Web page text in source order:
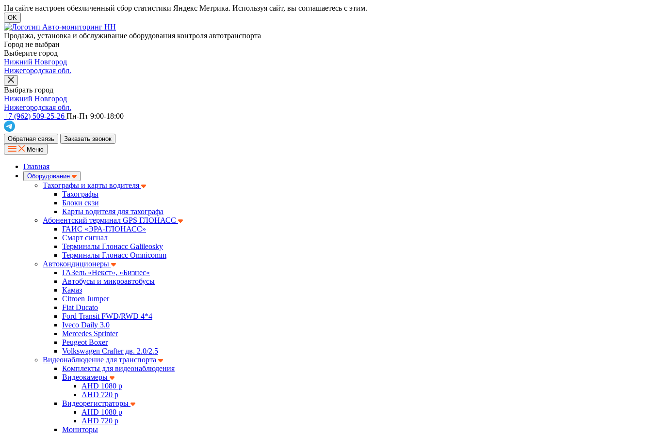
На сайте настроен обезличенный сбор статистики Яндекс Метрика. Используя сайт, вы соглашаетесь с этим.
OK
Продажа, установка и обслуживание оборудования контроля автотранспорта
Город не выбран
Выберите город
Нижний Новгород
Нижегородская обл.
Выбрать город
Нижний Новгород
Нижегородская обл.
+7 (962) 509-25-26 Пн-Пт 9:00-18:00
Обратная связь
Заказать звонок
Меню
Главная
Оборудование
Тахографы и карты водителя
Тахографы
Блоки скзи
Карты водителя для тахографа
Абонентский терминал GPS ГЛОНАСС
ГАИС «ЭРА-ГЛОНАСС»
Смарт сигнал
Терминалы Глонасс Galileosky
Терминалы Глонасс Omnicomm
Автокондиционеры
ГАЗель «Некст», «Бизнес»
Автобусы и микроавтобусы
Камаз
Citroen Jumper
Fiat Ducato
Ford Transit FWD/RWD 4*4
Iveco Daily 3.0
Mercedes Sprinter
Peugeot Boxer
Volkswagen Crafter дв. 2.0/2.5
Видеонаблюдение для транспорта
Комплекты для видеонаблюдения
Видеокамеры
AHD 1080 p
AHD 720 p
Видеорегистраторы
AHD 1080 p
AHD 720 p
Мониторы